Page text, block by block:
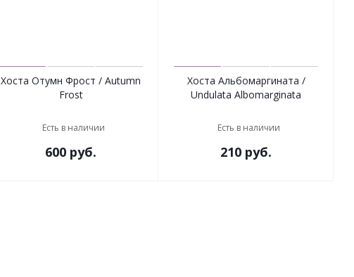
Хоста Отумн Фрост / Autumn
Frost
Есть в наличии
600 руб.
Хоста Альбомаргината /
Undulata Albomarginata
Есть в наличии
210 руб.